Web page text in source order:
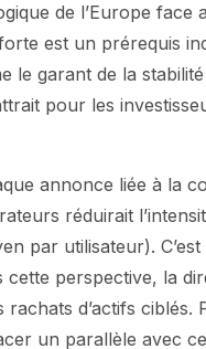
de l’Europe face
est un prérequis
le garant de la
pour les
annonce liée à la
réduirait
par utilisateur).
cette perspective, la
d’actifs
un parallèle avec